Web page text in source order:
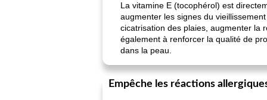
La vitamine E (tocophérol) est
augmenter les signes du
cicatrisation des plaies, augmenter la
également à renforcer la qualité de
dans la peau.
Empêche les réactions